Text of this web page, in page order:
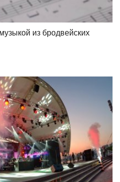
из бродвейских